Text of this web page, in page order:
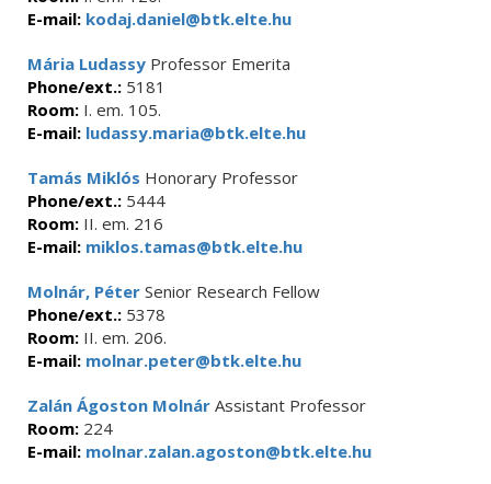
E-mail: kodaj.daniel@btk.elte.hu
Mária Ludassy Professor Emerita
Phone/ext.: 5181
Room: I. em. 105.
E-mail: ludassy.maria@btk.elte.hu
Tamás Miklós Honorary Professor
Phone/ext.: 5444
Room: II. em. 216
E-mail: miklos.tamas@btk.elte.hu
Molnár, Péter Senior Research Fellow
Phone/ext.: 5378
Room: II. em. 206.
E-mail: molnar.peter@btk.elte.hu
Zalán Ágoston Molnár Assistant Professor
Room: 224
E-mail: molnar.zalan.agoston@btk.elte.hu